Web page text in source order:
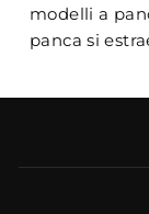
modelli a
panca si